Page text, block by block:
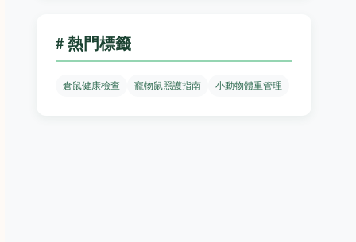
# 熱門標籤
倉鼠健康檢查 寵物鼠照護指南 小動物體重管理